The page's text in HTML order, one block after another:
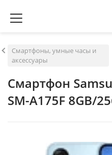
Смартфоны, умные часы и
аксессуары
Смартфон
SM-A175F 8GB/